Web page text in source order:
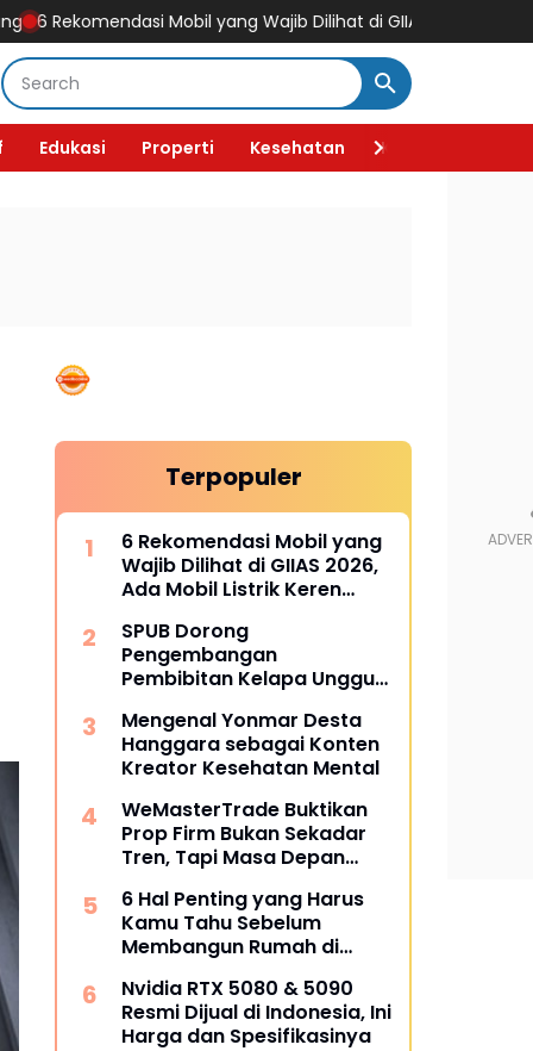
Mobil yang Wajib Dilihat di GIIAS 2026, Ada Mobil
Edukasi Properti Kesehatan Kecantikan
Terpopuler
6 Rekomendasi Mobil yang
Wajib Dilihat di GIIAS 2026,
Ada Mobil Listrik Keren
SPUB Dorong
Pengembangan
Pembibitan Kelapa Unggul
Mengenal Yonmar Desta
Hanggara sebagai Konten
Kreator Kesehatan Mental
WeMasterTrade Buktikan
Prop Firm Bukan Sekadar
Tren, Tapi Masa Depan
6 Hal Penting yang Harus
Kamu Tahu Sebelum
Membangun Rumah di
Nvidia RTX 5080 & 5090
Resmi Dijual di Indonesia, Ini
Harga dan Spesifikasinya